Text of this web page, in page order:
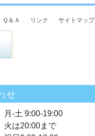
Ｑ＆Ａ リンク サイトマップ
せ
月-土 9:00-19:00
火は20:00まで